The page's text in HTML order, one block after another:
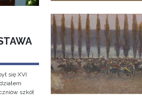
się XVI
szkół